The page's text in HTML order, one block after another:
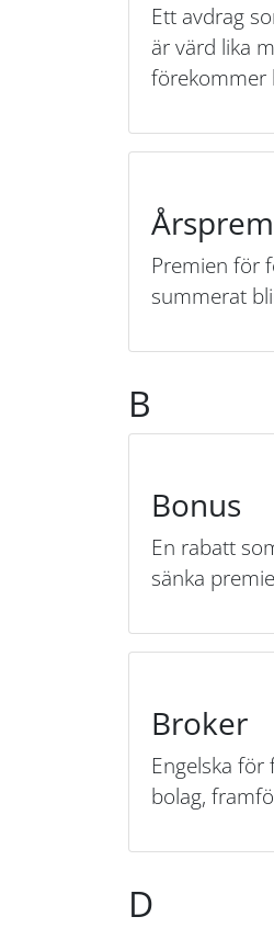
Ett avdrag
är värd lika
förekommer
Premien för
summerat
B
Bonus
En rabatt
sänka
Broker
Engelska
bolag,
D